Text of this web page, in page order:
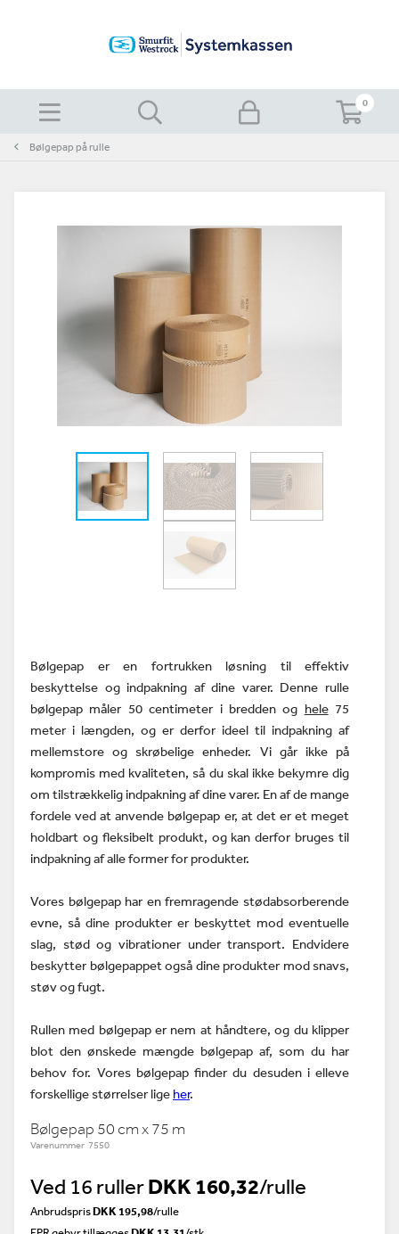
0
Bølgepap på rulle
Bølgepap er en fortrukken løsning til effektiv
beskyttelse og indpakning af dine varer. Denne rulle
bølgepap måler 50 centimeter i bredden og hele75
meter i længden, og er derfor ideel til indpakning af
mellemstore og skrøbelige enheder. Vi går ikke på
kompromis med kvaliteten, så du skal ikke bekymre dig
om tilstrækkelig indpakning af dine varer. En af de mange
fordele ved at anvende bølgepap er, at det er et meget
holdbart og fleksibelt produkt, og kan derfor bruges til
indpakning af alle former for produkter.
Vores bølgepap har en fremragende stødabsorberende
evne, så dine produkter er beskyttet mod eventuelle
slag, stød og vibrationer under transport. Endvidere
beskytter bølgepappet også dine produkter mod snavs,
støv og fugt.
Rullen med bølgepap er nem at håndtere, og du klipper
blot den ønskede mængde bølgepap af, som du har
behov for. Vores bølgepap finder du desuden i elleve
forskellige størrelser lige her.
Bølgepap 50 cm x 75 m
Varenummer 7550
Ved 16 rullerDKK 160,32/rulle
AnbrudsprisDKK 195,98/rulle